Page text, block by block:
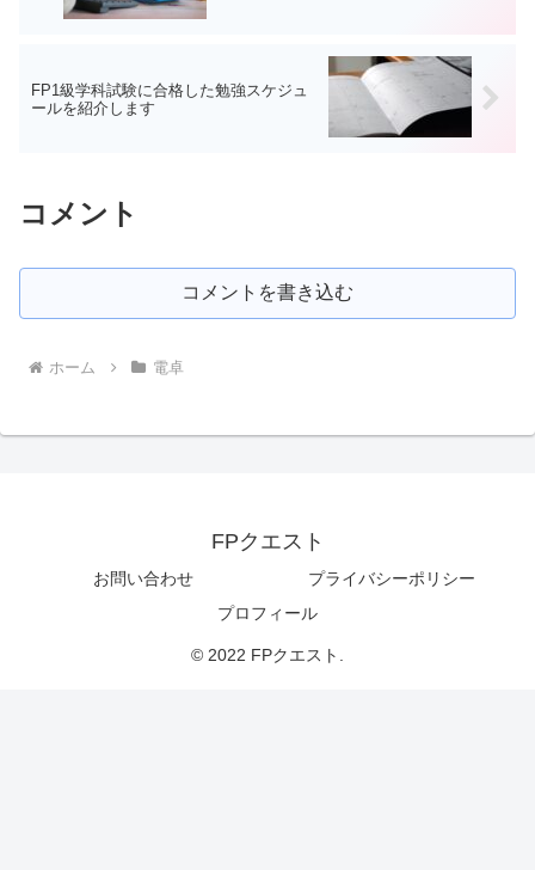
FP1級学科試験に合格した勉強スケジュ
ールを紹介します
コメント
コメントを書き込む
ホーム 電卓
FPクエスト
お問い合わせ
プライバシーポリシー
プロフィール
© 2022 FPクエスト.